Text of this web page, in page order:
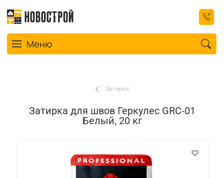
Toggle navigation
Меню
Затирки
Затирка для швов Геркулес GRС-01
Белый, 20 кг